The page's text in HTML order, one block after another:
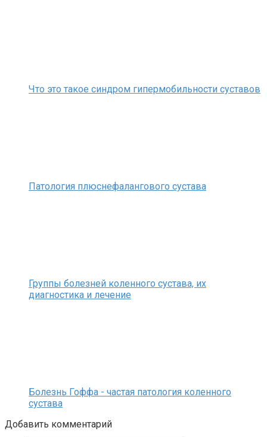
Что это такое синдром гипермобильности суставов
Патология плюснефалангового сустава
Группы болезней коленного сустава, их
диагностика и лечение
Болезнь Гоффа - частая патология коленного
сустава
Добавить комментарий